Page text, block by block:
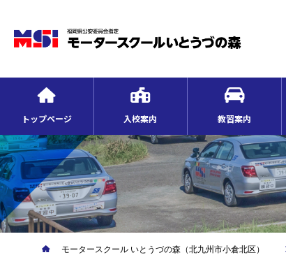
トップページ 入校案内 教習案内
モータースクール いとうづの森（北九州市小倉北区）